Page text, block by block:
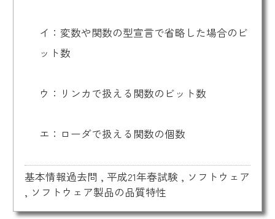
イ：変数や関数の型宣言で省略した場合のビ
ット数
ウ：リンカで扱える関数のビット数
エ：ローダで扱える関数の個数
基本情報過去問 , 平成21年春試験 , ソフトウェア
, ソフトウェア製品の品質特性